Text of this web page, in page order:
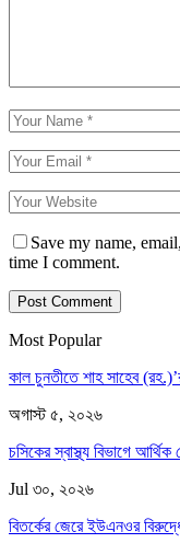
Save my name,
time I comment.
Most Popular
কাল চুনতীতে শাহ সাহেব
অগাস্ট ৫, ২০২৬
চসিকের স্বাস্থ্য বিভাগে আর্থিক
Jul ৩০, ২০২৬
বিতর্কের জেরে ইউএনওর